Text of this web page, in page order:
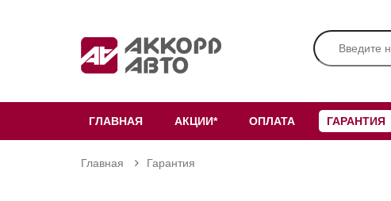
ГЛАВНАЯ АКЦИИ* ОПЛАТА ГАРАНТИЯ
Главная Гарантия